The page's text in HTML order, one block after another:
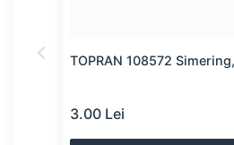
TOPRAN 108572
3.00 Lei